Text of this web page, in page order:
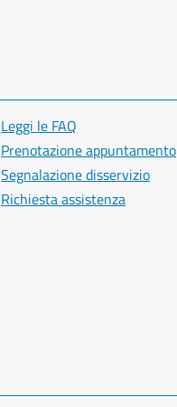
Leggi le FAQ
Prenotazione appuntamento
Segnalazione disservizio
Richiesta assistenza